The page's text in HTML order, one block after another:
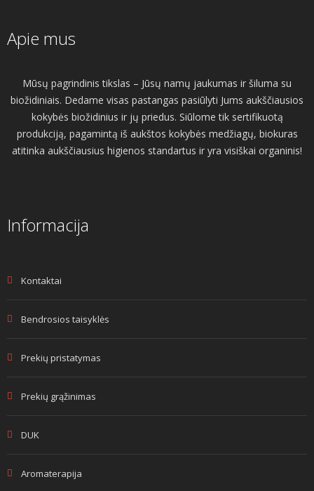
Apie mus
Mūsų pagrindinis tikslas – Jūsų namų jaukumas ir šiluma su
biožidiniais. Dedame visas pastangas pasiūlyti Jums aukščiausios
kokybės biožidinius ir jų priedus. Siūlome tik sertifikuotą
produkciją, pagamintą iš aukštos kokybės medžiagų, biokuras
atitinka aukščiausius higienos standartus ir yra visiškai organinis!
Informacija
Kontaktai
Bendrosios taisyklės
Prekių pristatymas
Prekių grąžinimas
DUK
Aromaterapija